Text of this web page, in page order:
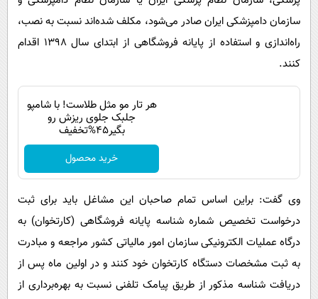
سازمان دامپزشکی ایران صادر می‌شود، مکلف شده‌اند نسبت به نصب،
راه‌اندازی و استفاده از پایانه فروشگاهی از ابتدای سال 1398 اقدام
کنند.
هر تار مو مثل طلاست! با شامپو
جلبک جلوی ریزش رو
بگیر45%تخفیف
خرید محصول
وی گفت: براین اساس تمام صاحبان این مشاغل باید برای ثبت
درخواست تخصیص شماره شناسه پایانه فروشگاهی (کارتخوان) به
درگاه عملیات الکترونیکی سازمان امور مالیاتی کشور مراجعه و مبادرت
به ثبت مشخصات دستگاه کارتخوان خود کنند و در اولین ماه پس از
دریافت شناسه مذکور از طریق پیامک تلفنی نسبت به بهره‌برداری از